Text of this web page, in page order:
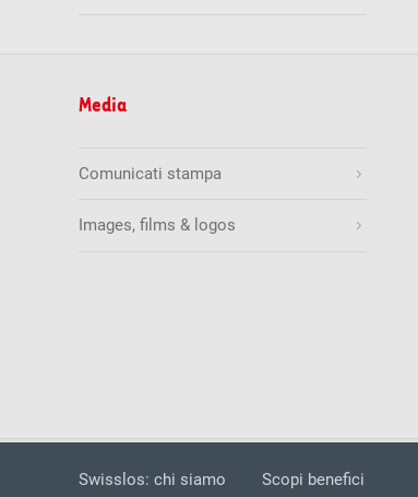
Swisslos: chi siamo Scopi benefici
Media
Comunicati stampa
Images, films & logos
Swisslos 2026 Sicurezza